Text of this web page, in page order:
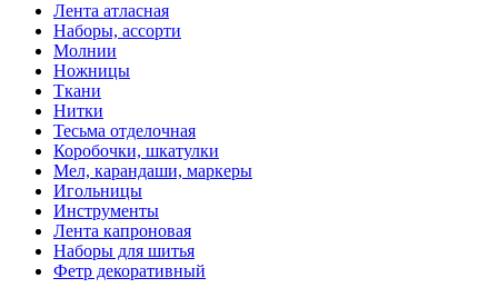
Лента атласная
Наборы, ассорти
Молнии
Ножницы
Ткани
Нитки
Тесьма отделочная
Коробочки, шкатулки
Мел, карандаши, маркеры
Игольницы
Инструменты
Лента капроновая
Наборы для шитья
Фетр декоративный